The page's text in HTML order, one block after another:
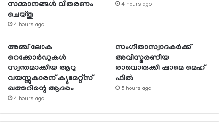
സമ്മാനങ്ങള്‍ വിതരണം
ചെയ്തു
4 hours ago
4 hours ago
അഞ്ച് ലോക
റെക്കോര്‍ഡുകള്‍
സ്വന്തമാക്കിയ ആറു
വയസ്സുകാരന് ക്യുമേറ്റ്‌സ്
ഖത്തറിന്റെ ആദരം
4 hours ago
സംഗീതാസ്വാദകര്‍ക്ക്
അവിസ്മരണീയ
രാവൊരുക്കി ഷാമെ മെഹ്
ഫില്‍
5 hours ago